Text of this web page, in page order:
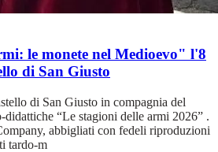
le monete nel Medioevo" l'8
di San Giusto
di San Giusto in compagnia del
“Le stagioni delle armi 2026” .
abbigliati con fedeli riproduzioni
tardo-m